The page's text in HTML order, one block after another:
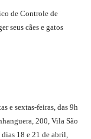
de Controle de
seus cães e gatos
e sextas-feiras, das 9h
200, Vila São
18 e 21 de abril,